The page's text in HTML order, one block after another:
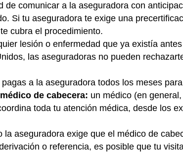
de comunicar a la aseguradora con
Si tu aseguradora te exige una
cubra el procedimiento.
lesión o enfermedad que ya existía
las aseguradoras no pueden
a la aseguradora todos los meses
de cabecera: un médico (en
toda tu atención médica, desde los
la aseguradora exige que el médico de
o referencia, es posible que tu